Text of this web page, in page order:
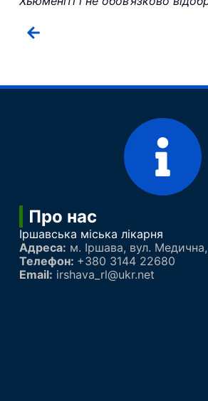
Про нас
Іршавська міська лікарня
Адреса: м. Іршава, вул.
Телефон: +380 3144 22680
Email: irshava_rl@ukr.net